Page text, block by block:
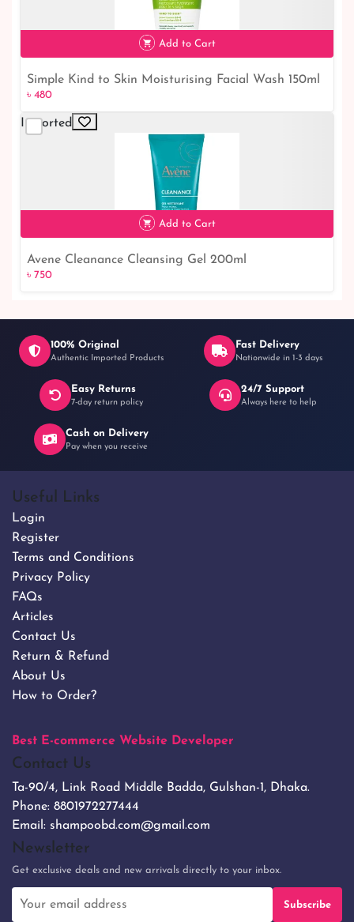
৳ 480
Add to Cart
Simple Kind to Skin Moisturising Facial Wash 150ml
৳ 480
Imported
৳ 750
Add to Cart
Avene Cleanance Cleansing Gel 200ml
৳ 750
100% Original
Authentic Imported Products
Fast Delivery
Nationwide in 1-3 days
Easy Returns
7-day return policy
24/7 Support
Always here to help
Cash on Delivery
Pay when you receive
Useful Links
Login
Register
Terms and Conditions
Privacy Policy
FAQs
Articles
Contact Us
Return & Refund
About Us
How to Order?
Best E-commerce Website Developer
Contact Us
Ta-90/4, Link Road Middle Badda, Gulshan-1, Dhaka.
Phone: 8801972277444
Email: shampoobd.com@gmail.com
Newsletter
Get exclusive deals and new arrivals directly to your inbox.
Subscribe